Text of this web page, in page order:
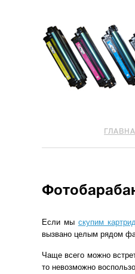
Если мы скупим
вызвано целым рядом
Чаще всего можно
то невозможно